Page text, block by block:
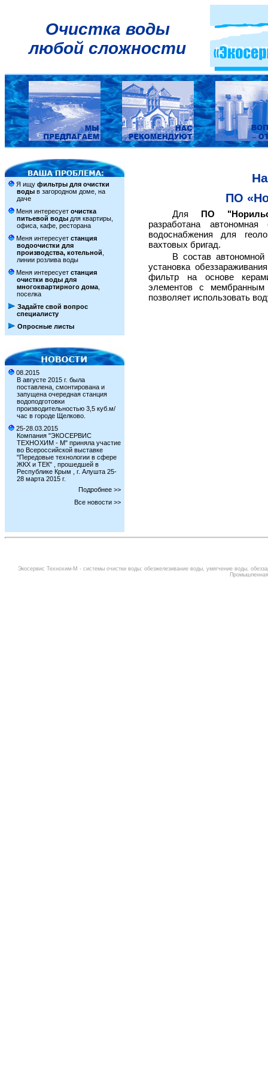
Очистка воды
любой сложности
Я ищу фильтры для очистки
воды в загородном доме, на
даче
Меня интересует очистка
питьевой воды для квартиры,
офиса, кафе, ресторана
Меня интересует станция
водоочистки для
производства, котельной
линии розлива воды
Меня интересует станция
очистки воды для
многоквартирного дома
поселка
Задайте свой вопрос
специалисту
Опросные листы
08.2015
В августе 2015 г. была
поставлена, смонтирована и
запущена очередная станция
водоподготовки
производительностью 3,5 куб.м/
час в городе Щелково.
25-28.03.2015
Компания "ЭКОСЕРВИС
ТЕХНОХИМ - М" приняла участие
во Всероссийской выставке
"Передовые технологии в сфере
ЖКХ и ТЕК" , прошедшей в
Республике Крым , г. Алушта 25-
28 марта 2015 г.
Подробнее >>
Все новости >>
ПО
Для ПО
разработана автономная
водоснабжения для
вахтовых бригад.
В состав
установка
фильтр на основе
элементов с мембранным
позволяет использовать
Экосервис Технохим-М - системы очистки воды: обезжелезивание воды, умягчение воды,